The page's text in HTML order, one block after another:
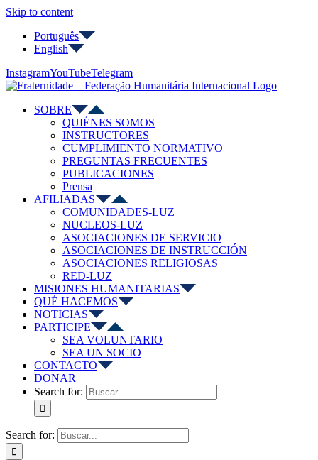
Skip to content
Português
English
InstagramYouTubeTelegram
SOBRE
QUIÉNES SOMOS
INSTRUCTORES
CUMPLIMIENTO NORMATIVO
PREGUNTAS FRECUENTES
PUBLICACIONES
Prensa
AFILIADAS
COMUNIDADES-LUZ
NUCLEOS-LUZ
ASOCIACIONES DE SERVICIO
ASOCIACIONES DE INSTRUCCIÓN
ASOCIACIONES RELIGIOSAS
RED-LUZ
MISIONES HUMANITARIAS
QUÉ HACEMOS
NOTICIAS
PARTICIPE
SEA VOLUNTARIO
SEA UN SOCIO
CONTACTO
DONAR
Search for:
Search for: